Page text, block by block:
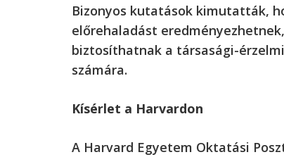
Bizonyos kutatások kimutatták,
előrehaladást
biztosíthatnak a társasági-
számára.
Kísérlet a Harvardon
A Harvard Egyetem Oktatási